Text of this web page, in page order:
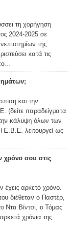
τη χορήγηση
2024-2025 σε
της
κατά τις
και την
(δείτε παραδείγματα
κάλυψη όλων των
Ε.Β.Ε. λειτουργεί ως
χρόνο σου στις
έχεις αρκετό χρόνο.
διέθεταν ο Παστέρ,
Ντα Βίντσι, ο Τόμας
χρόνια της